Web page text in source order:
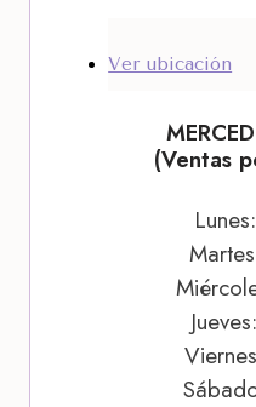
Ver ubicación
(Ventas